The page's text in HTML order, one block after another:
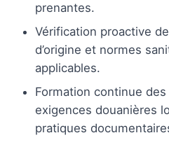
prenantes.
Vérification proactive
d’origine et normes
applicables.
Formation continue
exigences douanières
pratiques